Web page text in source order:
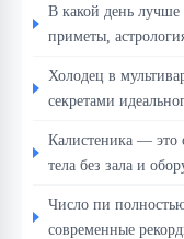
В какой день лучше
приметы,
Холодец в
секретами
Калистеника — это
тела без зала и
Число пи
современные